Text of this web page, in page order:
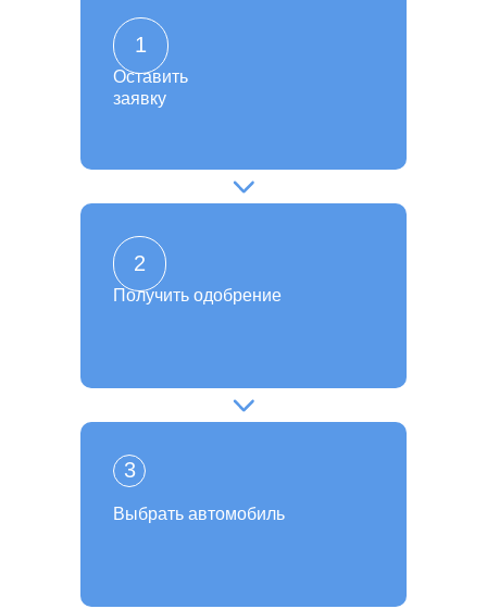
Выбрать автомобиль
3
Получить одобрение
2
Оставить
заявку
1